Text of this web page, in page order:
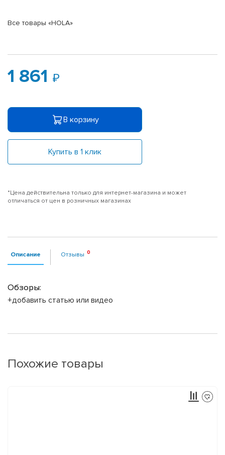
Все товары «HOLA»
1 861
В корзину
Купить в 1 клик
*Цена действительна только для интернет-магазина и может
отличаться от цен в розничных магазинах
Описание Отзывы
Обзоры:
+добавить статью или видео
Похожие товары